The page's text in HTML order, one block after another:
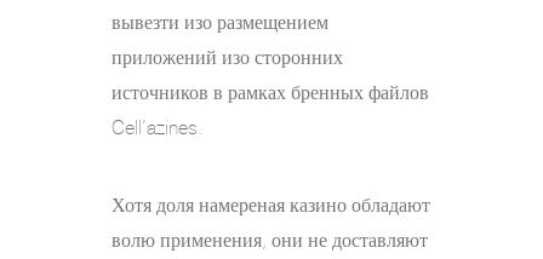
вывезти изо размещением
приложений изо сторонних
источников в рамках бренных файлов
Cell’azines.
Хотя доля намереная казино обладают
волю применения, они не доставляют